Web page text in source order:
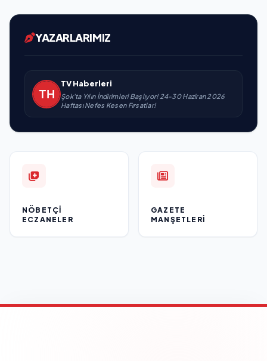
YAZARLARIMIZ
TV Haberleri
Şok'ta Yılın İndirimleri Başlıyor! 24-30 Haziran 2026
Haftası Nefes Kesen Fırsatlar!
NÖBETÇI
ECZANELER
GAZETE
MANŞETLERI